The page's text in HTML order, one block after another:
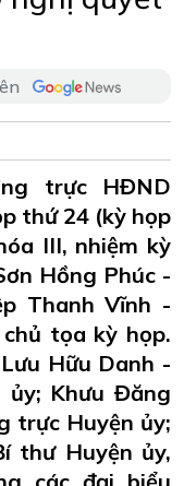
TIN CẦN BIẾT
ĐỨC, PHONG CÁCH HỒ
trực HĐND
thứ 24 (kỳ họp
III, nhiệm kỳ
Hồng Phúc -
Thanh Vĩnh -
tọa kỳ họp.
Hữu Danh -
ủy; Khưu Đăng
trực Huyện ủy;
thư Huyện ủy,